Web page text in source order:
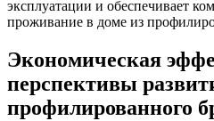
эксплуатации и обеспечивает
проживание в доме из
Экономическая
перспективы
профилированного